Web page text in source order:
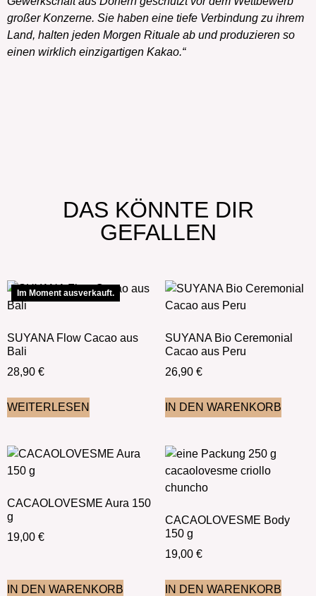
großer Konzerne. Sie haben eine tiefe Verbindung zu ihrem
Land, halten jeden Morgen Rituale ab und produzieren so
einen wirklich einzigartigen Kakao.“
DAS KÖNNTE DIR
GEFALLEN
Im Moment ausverkauft.
SUYANA Flow Cacao aus
Bali
28,90 €
WEITERLESEN
SUYANA Bio Ceremonial
Cacao aus Peru
26,90 €
IN DEN WARENKORB
CACAOLOVESME Aura 150
g
19,00 €
IN DEN WARENKORB
CACAOLOVESME Body
150 g
19,00 €
IN DEN WARENKORB